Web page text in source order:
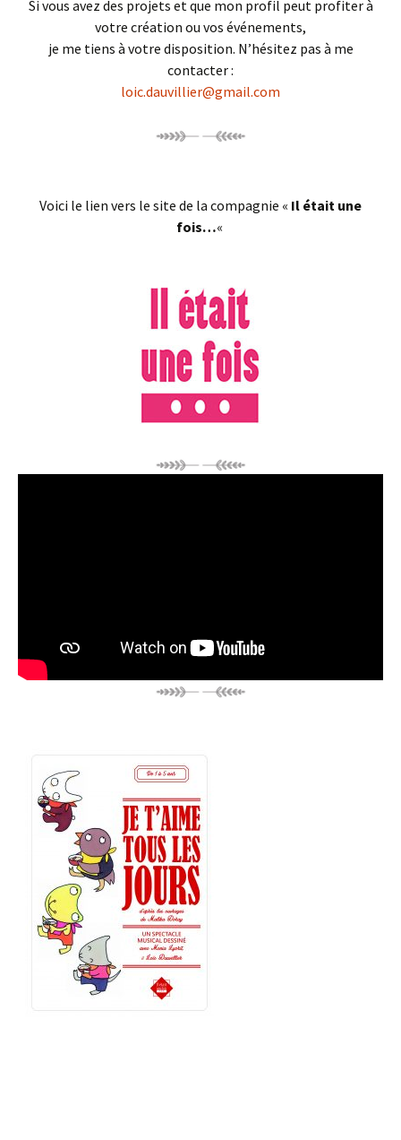
Si vous avez des projets et que mon profil peut profiter à
votre création ou vos événements,
je me tiens à votre disposition. N’hésitez pas à me
contacter :
loic.dauvillier@gmail.com
Voici le lien vers le site de la compagnie « Il était une
fois…«